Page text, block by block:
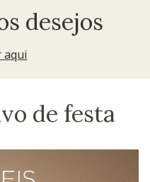
desejos
aqui
de festa